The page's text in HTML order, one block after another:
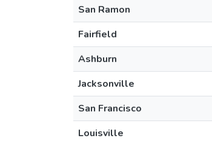
San Ramon
Fairfield
Ashburn
Jacksonville
San Francisco
Louisville